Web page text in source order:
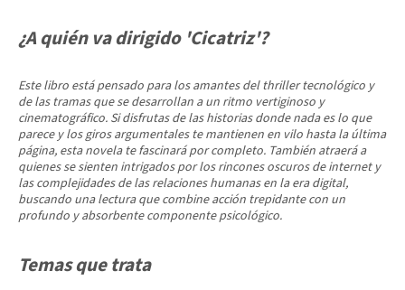
¿A quién va dirigido 'Cicatriz'?
Este libro está pensado para los amantes del thriller tecnológico y
de las tramas que se desarrollan a un ritmo vertiginoso y
cinematográfico. Si disfrutas de las historias donde nada es lo que
parece y los giros argumentales te mantienen en vilo hasta la última
página, esta novela te fascinará por completo. También atraerá a
quienes se sienten intrigados por los rincones oscuros de internet y
las complejidades de las relaciones humanas en la era digital,
buscando una lectura que combine acción trepidante con un
profundo y absorbente componente psicológico.
Temas que trata